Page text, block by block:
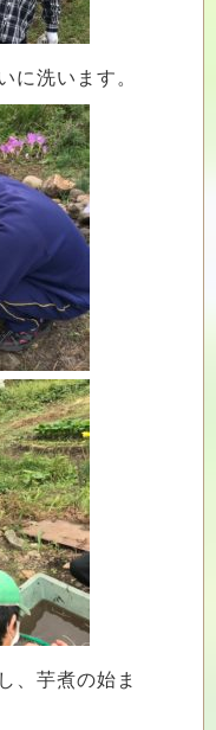
に洗います。
、芋煮の始ま